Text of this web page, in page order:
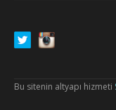
Bu sitenin altyapı hizmeti